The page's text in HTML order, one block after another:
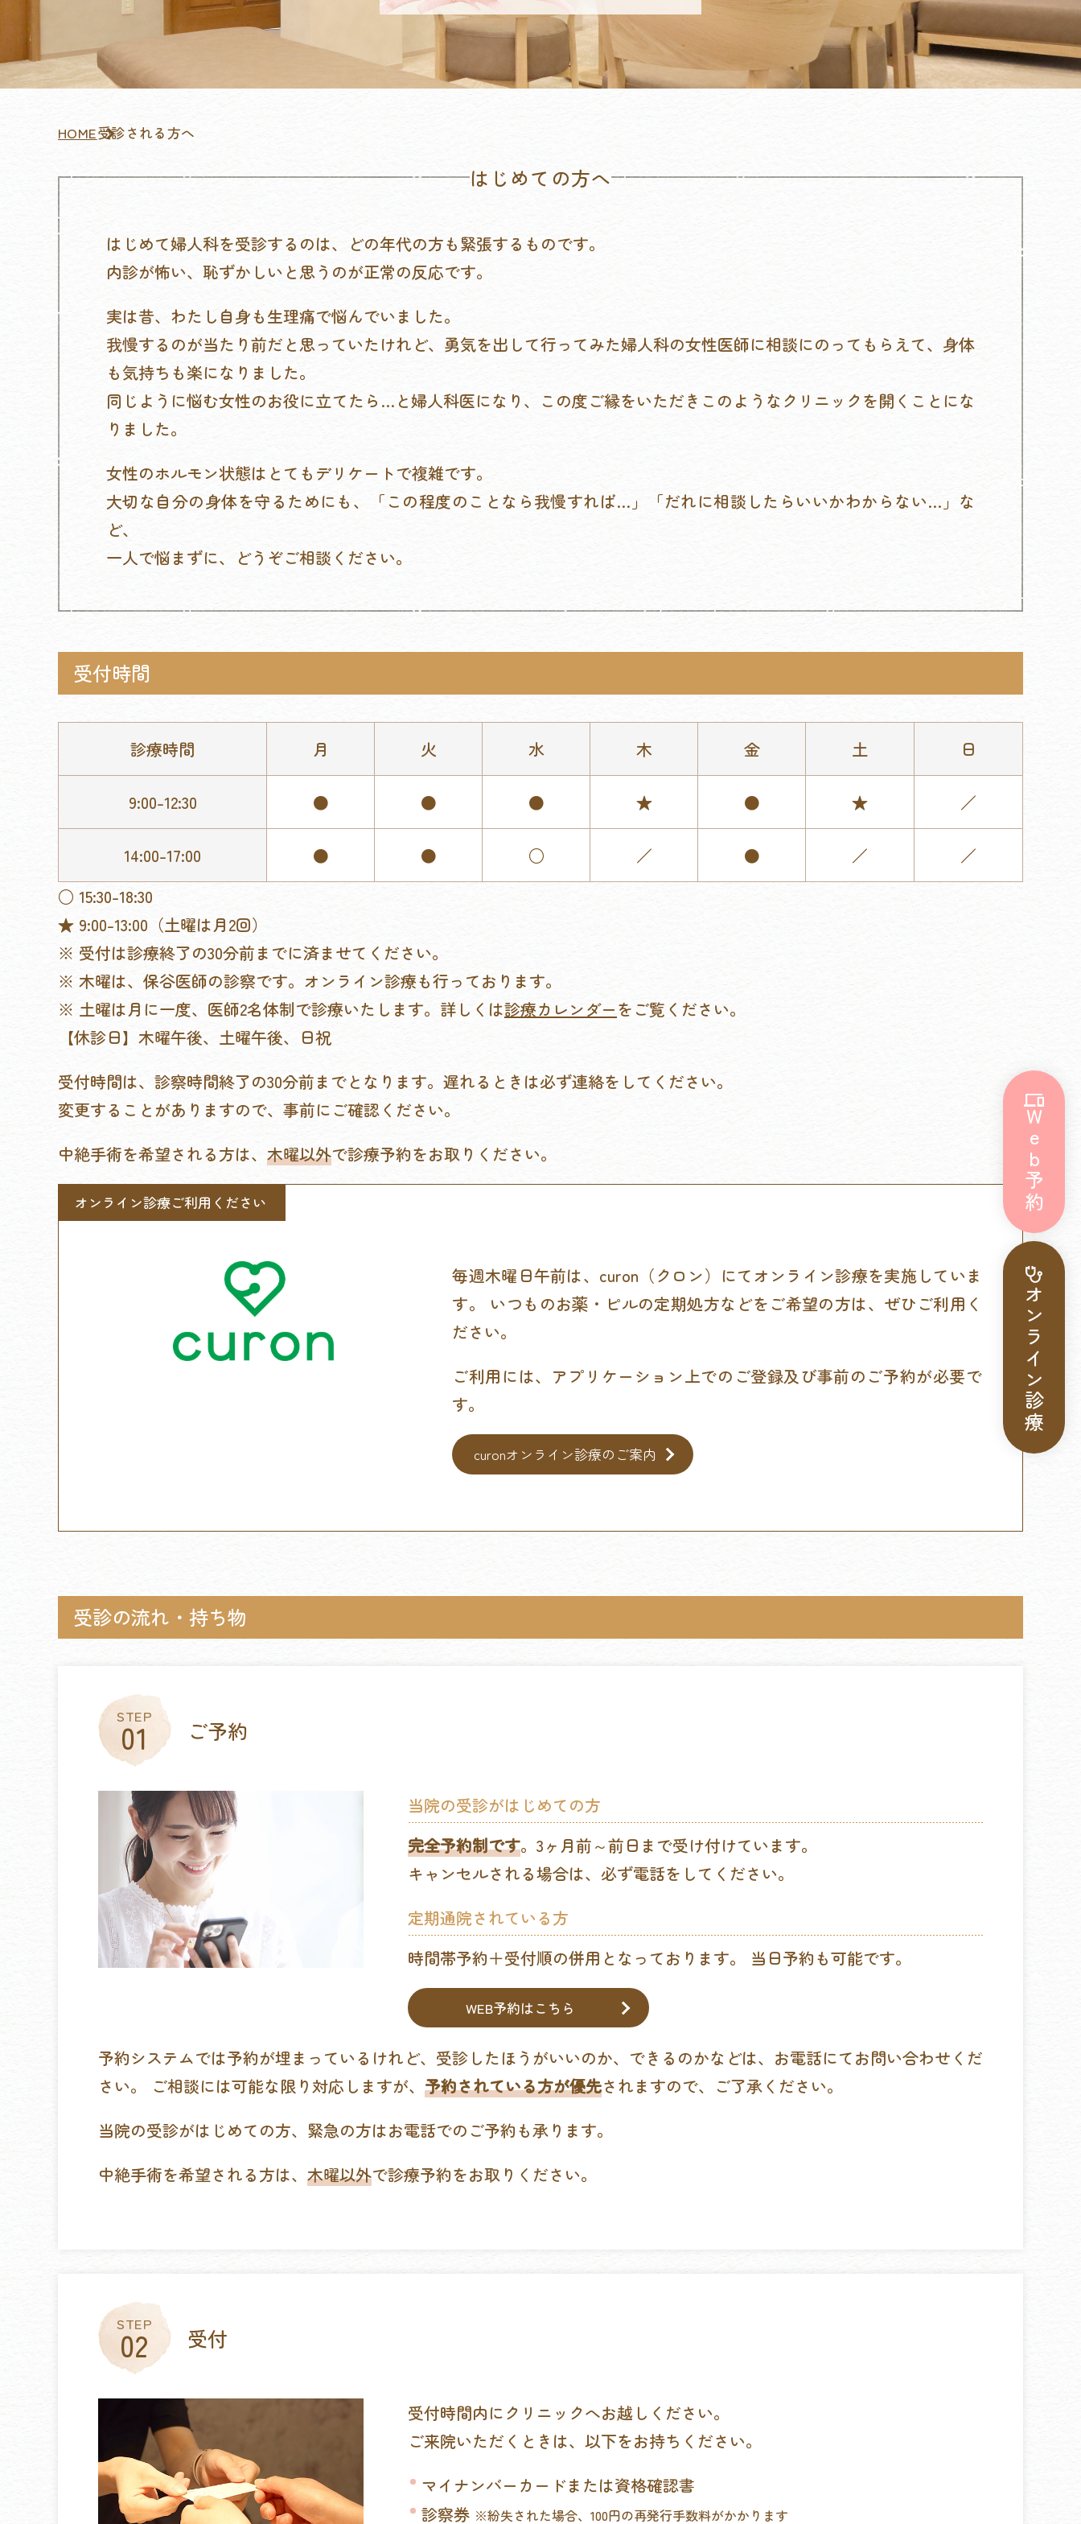
HOME受診される方へ
はじめての方へ
はじめて婦人科を受診するのは、どの年代の方も緊張するものです。
内診が怖い、恥ずかしいと思うのが正常の反応です。
実は昔、わたし自身も生理痛で悩んでいました。
我慢するのが当たり前だと思っていたけれど、勇気を出して行ってみた婦人科の女性医師に相談にのってもらえて、身体
も気持ちも楽になりました。
同じように悩む女性のお役に立てたら…と婦人科医になり、この度ご縁をいただきこのようなクリニックを開くことにな
りました。
女性のホルモン状態はとてもデリケートで複雑です。
大切な自分の身体を守るためにも、「この程度のことなら我慢すれば…」「だれに相談したらいいかわからない…」な
ど、
一人で悩まずに、どうぞご相談ください。
受付時間
診療時間 月 火 水 木 金 土 日
9:00-12:30 ● ● ● ★ ● ★ ／
14:00-17:00 ● ● ○ ／ ● ／
／
○ 15:30-18:30
★ 9:00-13:00（土曜は月2回）
※ 受付は診療終了の30分前までに済ませてください。
※ 木曜は、保谷医師の診察です。オンライン診療も行っております。
※ 土曜は月に一度、医師2名体制で診療いたします。詳しくは診療カレンダーをご覧ください。
【休診日】木曜午後、土曜午後、日祝
受付時間は、診察時間終了の30分前までとなります。遅れるときは必ず連絡をしてください。
変更することがありますので、事前にご確認ください。
中絶手術を希望される方は、 木曜以外で診療予約をお取りください。
オンライン診療ご利用ください
毎週木曜日午前は、curon（クロン）にてオンライン診療を実施していま
す。 いつものお薬・ピルの定期処方などをご希望の方は、ぜひご利用く
ださい。
ご利用には、アプリケーション上でのご登録及び事前のご予約が必要で
す。
curonオンライン診療のご案内
受診の流れ・持ち物
ご予約
当院の受診がはじめての方
完全予約制です。3ヶ月前～前日まで受け付けています。
キャンセルされる場合は、必ず電話をしてください。
定期通院されている方
時間帯予約＋受付順の併用となっております。 当日予約も可能です。
WEB予約はこちら
予約システムでは予約が埋まっているけれど、受診したほうがいいのか、できるのかなどは、お電話にてお問い合わせくだ
さい。 ご相談には可能な限り対応しますが、 予約されている方が優先されますので、ご了承ください。
当院の受診がはじめての方、緊急の方はお電話でのご予約も承ります。
中絶手術を希望される方は、 木曜以外で診療予約をお取りください。
受付
受付時間内にクリニックへお越しください。
ご来院いただくときは、以下をお持ちください。
マイナンバーカードまたは資格確認書
診察券 ※紛失された場合、100円の再発行手数料がかかります
Web予約
オンライン診療